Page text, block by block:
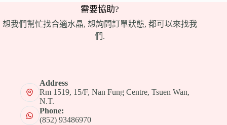
需要協助?
想我們幫忙找合適水晶, 想詢問訂單狀態, 都可以來找我
們.
Address
Rm 1519, 15/F, Nan Fung Centre, Tsuen Wan,
N.T.
Phone:
(852) 93486970